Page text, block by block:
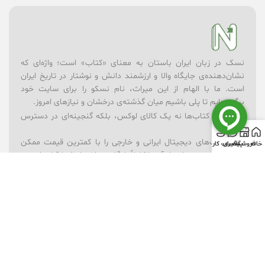
نسک در زبان ایران باستان به معنای «کتاب» است؛ واژه‌ای که
نشان‌دهنده‌ی جایگاه والا و ارزشمند دانش و نوشتار در تاریخ ایران
است. ما با الهام از این میراث، نام نسکو را برای سایت خود
برگزیده‌ایم تا پلی باشیم میان گذشته‌ی درخشان و نیازهای امروز.
در نسکو، کتاب‌ها نه یک کالای لوکس، بلکه گنجینه‌ای در دسترس
همه‌اند.
– ما کتاب‌های دیجیتال ایرانی و خارجی را با کمترین قیمت ممکن
ارائه می‌کنیم؛ بسیاری از آن‌ها کاملاً رایگان در اختیار شما قرار دارند.
خانهفروشگاهپیگیری
حساب کاربری